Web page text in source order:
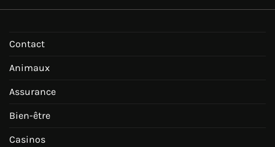
Contact
Animaux
Assurance
Bien-être
Casinos